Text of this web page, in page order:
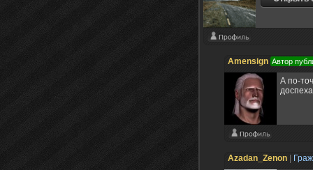
Amensign Автор
А по-
Azadan_Zenon